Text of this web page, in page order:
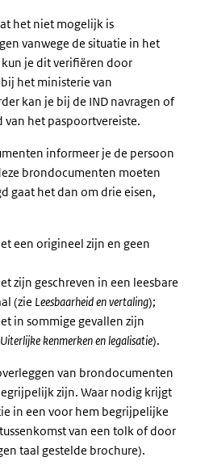
het niet mogelijk is
vanwege de situatie in het
je dit verifiëren door
het ministerie van
kan je bij de IND navragen of
het paspoortvereiste.
informeer je de persoon
brondocumenten moeten
gaat het dan om drie eisen,
een origineel zijn en geen
zijn geschreven in een leesbare
(zie Leesbaarheid en vertaling);
in sommige gevallen zijn
Uiterlijke kenmerken en legalisatie).
van brondocumenten
zijn. Waar nodig krijgt
in een voor hem begrijpelijke
van een tolk of door
taal gestelde brochure).